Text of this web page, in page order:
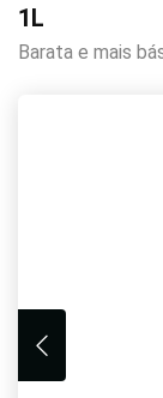
1L
Barata e mais